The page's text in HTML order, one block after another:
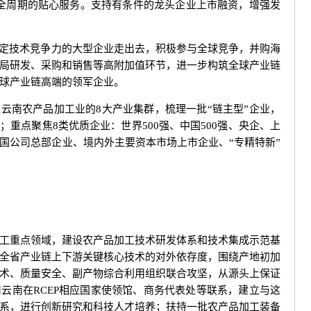
周期的贴心服务。支持有条件的龙头企业上市融资，增强发
术竞争力的大型企业走出去，积极参与全球竞争，并购海
研发、采购和销售等高附加值环节，进一步构筑全球产业链
产业链高端的领军企业。
农产品加工业的8大产业集群，梳理一批“链主型”企业，
重点聚焦8类优质企业：世界500强、中国500强、央企、上
公司总部企业、境内外主要资本市场上市企业、“专精特新”
点领域，建设农产品加工技术研发体系和技术集成示范基
省产业链上下游关键核心技术的对外依存度，围绕产地初加
、质量安全、副产物综合利用组织联合攻坚，从源头上保证
南在RCEP相应国家使领馆、商务代表处等联系，建立与这
，进行创新研究和科技人才培养；扶持一批农产品加工装备